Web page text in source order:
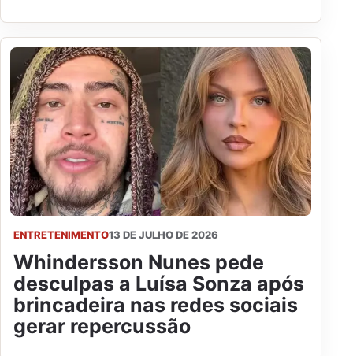
ENTRETENIMENTO13 DE JULHO DE 2026
Whindersson Nunes pede
desculpas a Luísa Sonza após
brincadeira nas redes sociais
gerar repercussão